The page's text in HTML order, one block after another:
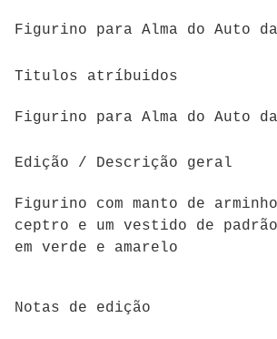
Figurino para Alma do Auto
Titulos atríbuidos
Figurino para Alma do Auto
Edição / Descrição geral
Figurino com manto de
ceptro e um vestido de
em verde e amarelo
Notas de edição